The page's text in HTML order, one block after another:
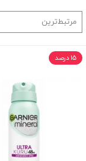
مرتبط‌ترین
۱۵ درصد